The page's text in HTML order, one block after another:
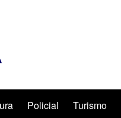
Policial Turismo